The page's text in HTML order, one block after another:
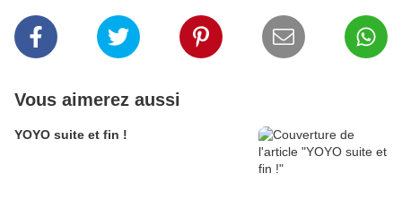
Vous aimerez aussi
YOYO suite et fin !